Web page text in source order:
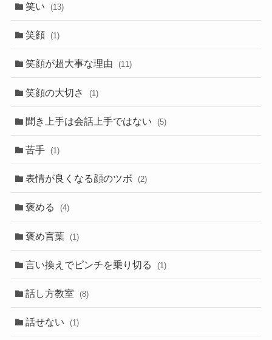
笑い (13)
笑顔 (1)
笑顔が超大事な理由 (11)
笑顔の大切さ (1)
聞き上手は会話上手ではない (5)
苦手 (1)
表情が良くなる顔のツボ (2)
褒める (4)
褒め言葉 (1)
言い換えでピンチを乗り切る (1)
話し方教室 (8)
話せない (1)